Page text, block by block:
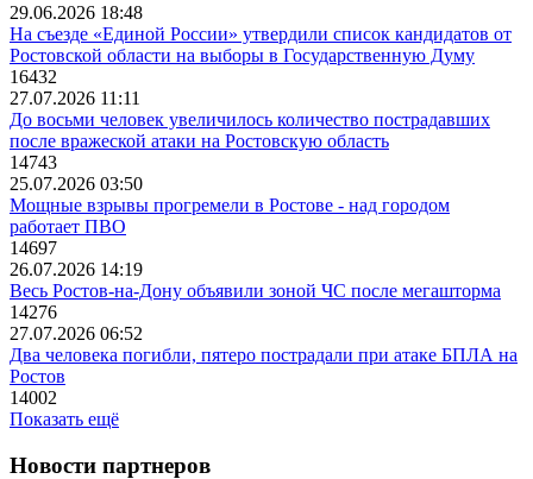
29.06.2026 18:48
На съезде «Единой России» утвердили список кандидатов от
Ростовской области на выборы в Государственную Думу
16432
27.07.2026 11:11
До восьми человек увеличилось количество пострадавших
после вражеской атаки на Ростовскую область
14743
25.07.2026 03:50
Мощные взрывы прогремели в Ростове - над городом
работает ПВО
14697
26.07.2026 14:19
Весь Ростов-на-Дону объявили зоной ЧС после мегашторма
14276
27.07.2026 06:52
Два человека погибли, пятеро пострадали при атаке БПЛА на
Ростов
14002
Показать ещё
Новости партнеров